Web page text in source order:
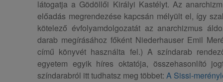
látogatja a Gödöllői Királyi Kastélyt. Az
előadás megrendezése kapcsán mélyült el, így
kötelező évfolyamdolgozatát az anarchizmus
darab megírásához főként Niederhauser Emil
című könyvét használta fel.) A színdarab
egyetem egyik híres oktatója, összehasonlító
színdarabról itt tudhatsz meg többet: A Sissi-